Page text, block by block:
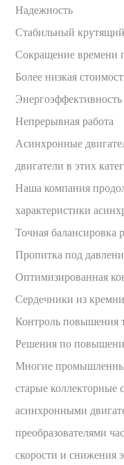
Надежность
Стабильный
Сокращение времени
Более низкая
Энергоэффективность
Непрерывная работа
Асинхронные
двигатели в этих
Наша компания
характеристики
Точная балансировка
Пропитка под
Оптимизированная
Сердечники из
Контроль повышения
Решения по
Многие
старые коллекторные
асинхронными
преобразователями
скорости и снижения